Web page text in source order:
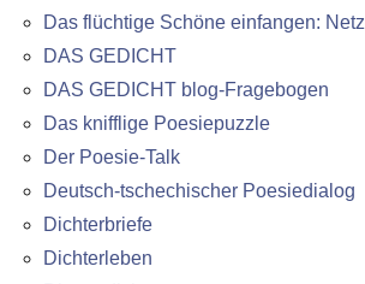
Das flüchtige Schöne einfangen:
DAS GEDICHT
DAS GEDICHT blog-Fragebogen
Das knifflige Poesiepuzzle
Der Poesie-Talk
Deutsch-tschechischer Poesiedialog
Dichterbriefe
Dichterleben